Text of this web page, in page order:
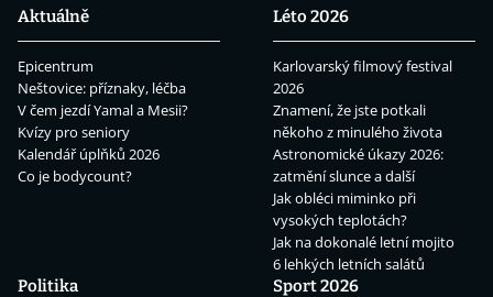
Aktuálně
Epicentrum
Neštovice: příznaky, léčba
V čem jezdí Yamal a Mesii?
Kvízy pro seniory
Kalendář úplňků 2026
Co je bodycount?
Léto 2026
Karlovarský filmový festival
2026
Znamení, že jste potkali
někoho z minulého života
Astronomické úkazy 2026:
zatmění slunce a další
Jak obléci miminko při
vysokých teplotách?
Jak na dokonalé letní mojito
6 lehkých letních salátů
Politika
Sport 2026